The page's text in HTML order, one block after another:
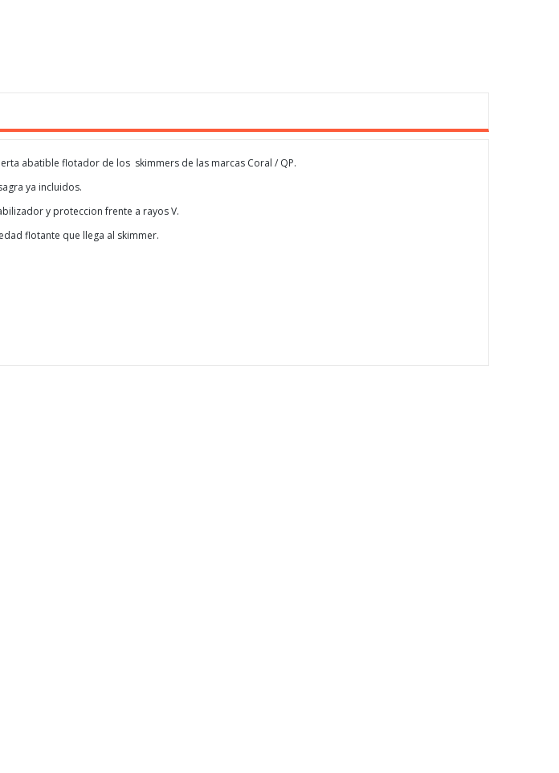
abatible flotador de los skimmers de las marcas Coral / QP.
ya incluidos.
y proteccion frente a rayos V.
flotante que llega al skimmer.